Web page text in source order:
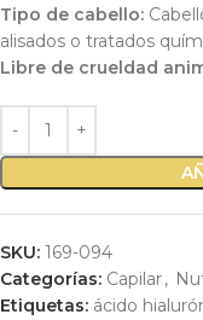
Tipo de cabello:
alisados o tratados
Libre de crueldad
SKU: 169-094
Categorías: Capilar,
Etiquetas: ácido